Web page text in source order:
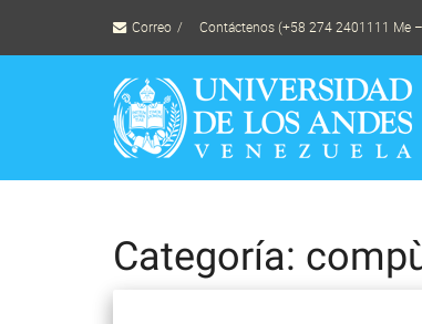
content
Correo Contáctenos (+58 274 2401111 Me
Categoría: